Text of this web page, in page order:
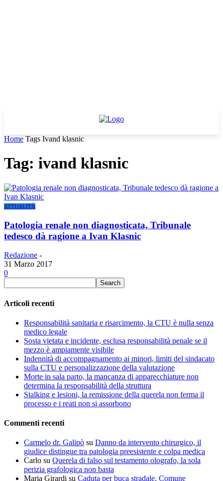
Home Tags Ivand klasnic
Tag: ivand klasnic
ATTUALITÀ
Patologia renale non diagnosticata, Tribunale
tedesco dà ragione a Ivan Klasnic
Redazione -
31 Marzo 2017
0
Articoli recenti
Responsabilità sanitaria e risarcimento, la CTU è nulla senza
medico legale
Sosta vietata e incidente, esclusa responsabilità penale se il
mezzo è ampiamente visibile
Indennità di accompagnamento ai minori, limiti del sindacato
sulla CTU e personalizzazione della valutazione
Morte in sala parto, la mancanza di apparecchiature non
determina la responsabilità della struttura
Stalking e lesioni, la remissione della querela non ferma il
processo e i reati non si assorbono
Commenti recenti
Carmelo dr. Galipò su Danno da intervento chirurgico, il
giudice distingue tra patologia preesistente e colpa medica
Carlo su Querela di falso sul testamento olografo, la sola
perizia grafologica non basta
Maria Girardi su Caduta per buca stradale, Comune